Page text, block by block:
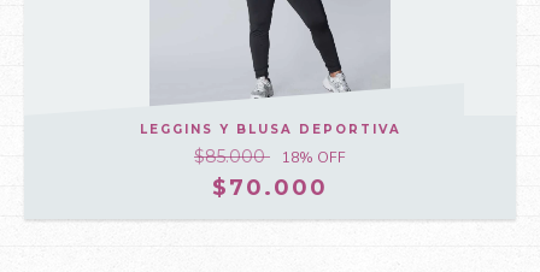
LEGGINS Y BLUSA DEPORTIVA
$85.000 18% OFF
$70.000